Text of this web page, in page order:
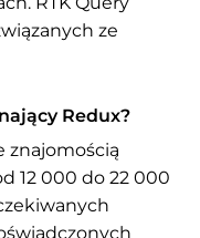
ze
Redux?
znajomością
12 000 do 22 000